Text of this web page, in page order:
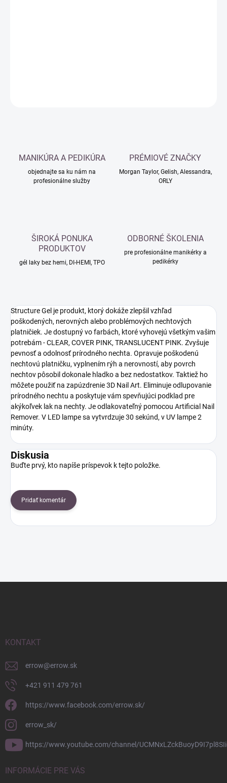
MANIKÚRA A PEDIKÚRA
objednajte sa ku nám na
profesionálne služby
PRÉMIOVÉ ZNAČKY
Morgan Taylor, Gelish, Alessandra,
ORLY
ŠIROKÁ PONUKA
PRODUKTOV
gél laky bez hemi, DI-HEMI, TPO
ODBORNÉ ŠKOLENIA
pre profesionálne manikérky a
pedikérky
Structure Gel je produkt, ktorý dokáže zlepšil vzhľad
poškodených, nerovných alebo problémových nechtových
platničiek. Je dostupný vo farbách, ktoré vyhovejú všetkým vašim
potrebám - CLEAR, COVER PINK, TRANSLUCENT PINK. Zvyšuje
pevnosť a odolnosť prírodného nechta. Opravuje poškodenú
nechtovú platničku, vyplnením rýh a nerovností, aby povrch
nechtov pôsobil dokonale hladko a bez nedostatkov. Taktiež ho
môžete použiť na zapúzdrenie 3D Nail Art. Eliminuje odlupovanie
prírodného nechtu a poskytuje vám spevňujúci podklad pre
akýkoľvek lak na nechty. Je odlakovateľný pomocou Artificial Nail
Remover. V LED lampe sa vytvrdzuje 30 sekúnd, v UV lampe 2
minúty.
Diskusia
Buďte prvý, kto napíše príspevok k tejto položke.
Pridať komentár
KONTAKT
errow@errow.sk
+421 911 479 761
https://www.facebook.com/errow.sk/
errow_sk/
https://www.youtube.com/channel/
INFORMÁCIE PRE VÁS